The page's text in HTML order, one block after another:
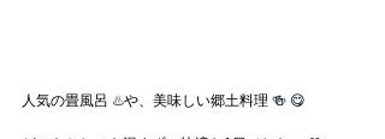
人気の畳風呂 ♨️や、美味しい郷土料理 🍻 😋